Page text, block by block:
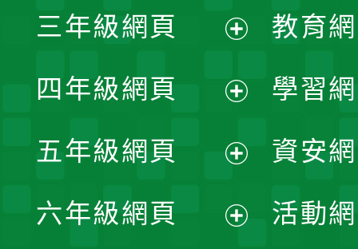
選
單
開
選
單
三年級網頁
開
選
單
四年級網頁
開
選
五年級網頁
開
六年級網頁
教育
學習
資安
活動